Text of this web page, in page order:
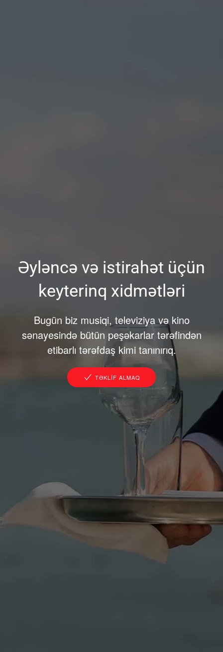
Əyləncə və istirahət üçün
keyterinq xidmətləri
Bugün biz musiqi, televiziya və kino
sənayesində bütün peşəkarlar tərəfindən
etibarlı tərəfdaş kimi tanınırıq.
TƏKLIF ALMAQ